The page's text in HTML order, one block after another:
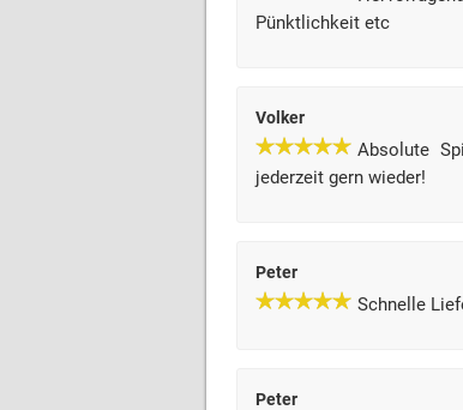
Pünktlichkeit etc
Volker
Absolute
jederzeit gern wieder!
Peter
Schnelle
Peter